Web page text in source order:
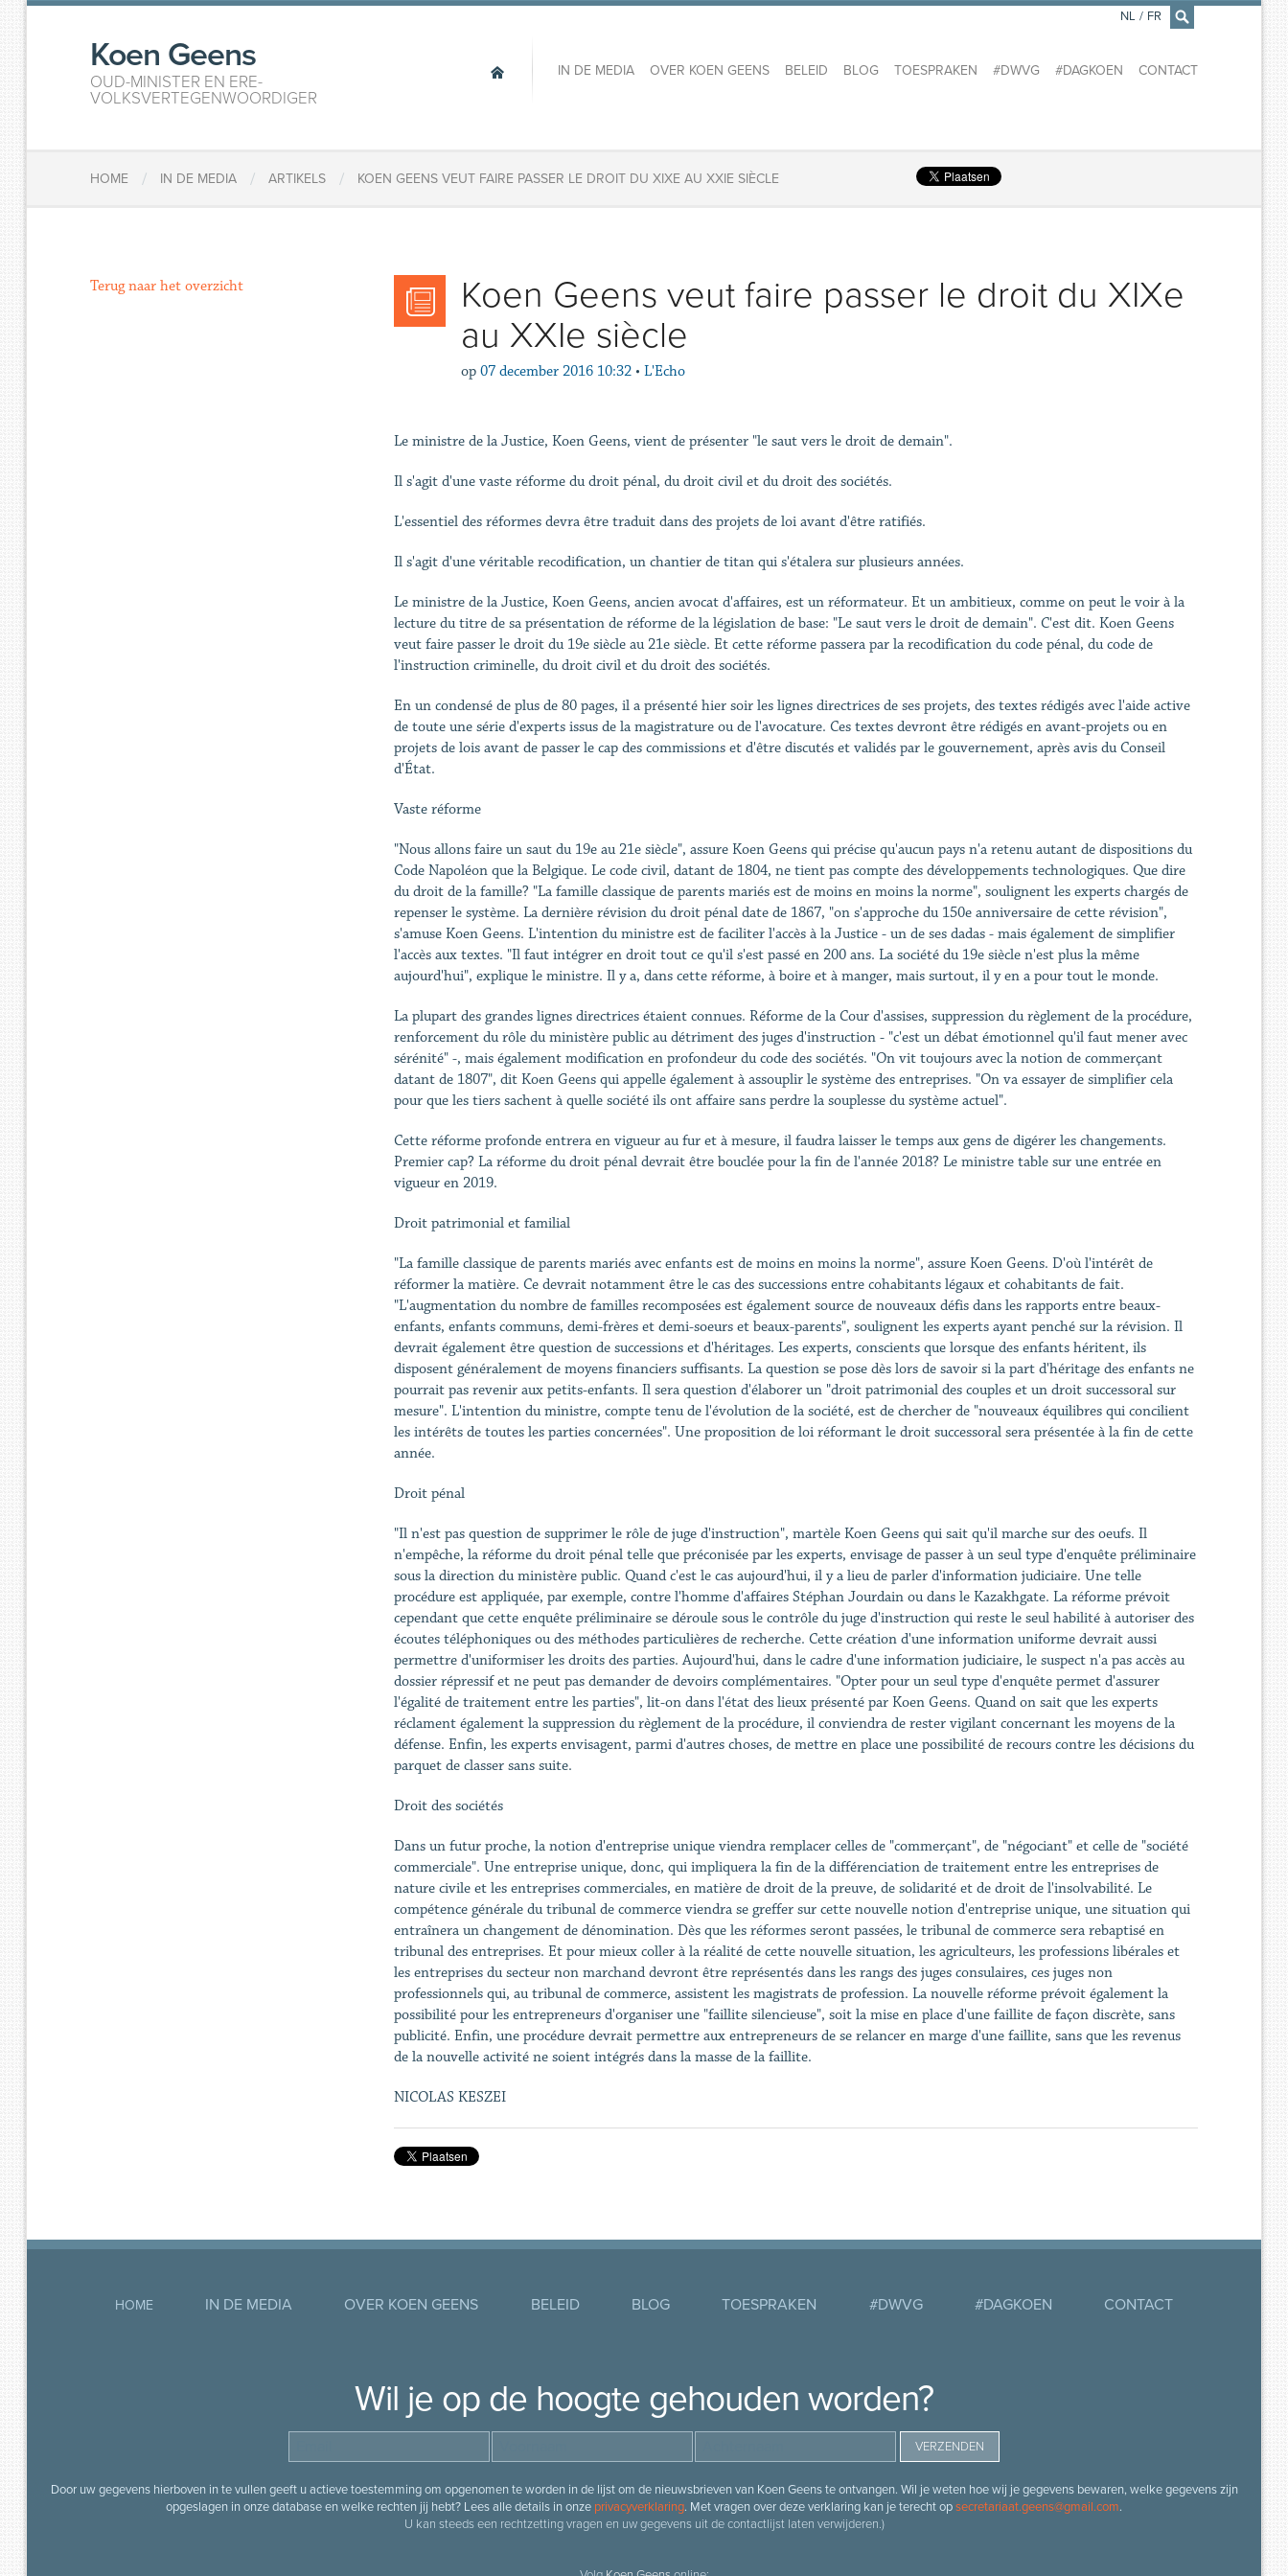
×
Koen Geens
OUD-MINISTER EN ERE-
VOLKSVERTEGENWOORDIGER
IN DE MEDIA OVER KOEN GEENS BELEID BLOG TOESPRAKEN #DWVG #DAGKOEN CONTACT
NL / FR
HOME / IN DE MEDIA / ARTIKELS / KOEN GEENS VEUT FAIRE PASSER LE DROIT DU XIXE AU XXIE SIÈCLE
Koen Geens veut faire passer le droit du XIXe
au XXIe siècle
op 07 december 2016 10:32 • L'Echo
Le ministre de la Justice, Koen Geens, vient de présenter "le saut vers le droit de demain".
Il s'agit d'une vaste réforme du droit pénal, du droit civil et du droit des sociétés.
L'essentiel des réformes devra être traduit dans des projets de loi avant d'être ratifiés.
Il s'agit d'une véritable recodification, un chantier de titan qui s'étalera sur plusieurs années.
Le ministre de la Justice, Koen Geens, ancien avocat d'affaires, est un réformateur. Et un ambitieux, comme on peut le voir à la
lecture du titre de sa présentation de réforme de la législation de base: "Le saut vers le droit de demain". C'est dit. Koen Geens
veut faire passer le droit du 19e siècle au 21e siècle. Et cette réforme passera par la recodification du code pénal, du code de
l'instruction criminelle, du droit civil et du droit des sociétés.
En un condensé de plus de 80 pages, il a présenté hier soir les lignes directrices de ses projets, des textes rédigés avec l'aide active
de toute une série d'experts issus de la magistrature ou de l'avocature. Ces textes devront être rédigés en avant-projets ou en
projets de lois avant de passer le cap des commissions et d'être discutés et validés par le gouvernement, après avis du Conseil
d'État.
Vaste réforme
"Nous allons faire un saut du 19e au 21e siècle", assure Koen Geens qui précise qu'aucun pays n'a retenu autant de dispositions du
Code Napoléon que la Belgique. Le code civil, datant de 1804, ne tient pas compte des développements technologiques. Que dire
du droit de la famille? "La famille classique de parents mariés est de moins en moins la norme", soulignent les experts chargés de
repenser le système. La dernière révision du droit pénal date de 1867, "on s'approche du 150e anniversaire de cette révision",
s'amuse Koen Geens. L'intention du ministre est de faciliter l'accès à la Justice - un de ses dadas - mais également de simplifier
l'accès aux textes. "Il faut intégrer en droit tout ce qu'il s'est passé en 200 ans. La société du 19e siècle n'est plus la même
aujourd'hui", explique le ministre. Il y a, dans cette réforme, à boire et à manger, mais surtout, il y en a pour tout le monde.
La plupart des grandes lignes directrices étaient connues. Réforme de la Cour d'assises, suppression du règlement de la procédure,
renforcement du rôle du ministère public au détriment des juges d'instruction - "c'est un débat émotionnel qu'il faut mener avec
sérénité" -, mais également modification en profondeur du code des sociétés. "On vit toujours avec la notion de commerçant
datant de 1807", dit Koen Geens qui appelle également à assouplir le système des entreprises. "On va essayer de simplifier cela
pour que les tiers sachent à quelle société ils ont affaire sans perdre la souplesse du système actuel".
Cette réforme profonde entrera en vigueur au fur et à mesure, il faudra laisser le temps aux gens de digérer les changements.
Premier cap? La réforme du droit pénal devrait être bouclée pour la fin de l'année 2018? Le ministre table sur une entrée en
vigueur en 2019.
Droit patrimonial et familial
"La famille classique de parents mariés avec enfants est de moins en moins la norme", assure Koen Geens. D'où l'intérêt de
réformer la matière. Ce devrait notamment être le cas des successions entre cohabitants légaux et cohabitants de fait.
"L'augmentation du nombre de familles recomposées est également source de nouveaux défis dans les rapports entre beaux-
enfants, enfants communs, demi-frères et demi-soeurs et beaux-parents", soulignent les experts ayant penché sur la révision. Il
devrait également être question de successions et d'héritages. Les experts, conscients que lorsque des enfants héritent, ils
disposent généralement de moyens financiers suffisants. La question se pose dès lors de savoir si la part d'héritage des enfants ne
pourrait pas revenir aux petits-enfants. Il sera question d'élaborer un "droit patrimonial des couples et un droit successoral sur
mesure". L'intention du ministre, compte tenu de l'évolution de la société, est de chercher de "nouveaux équilibres qui concilient
les intérêts de toutes les parties concernées". Une proposition de loi réformant le droit successoral sera présentée à la fin de cette
année.
Droit pénal
"Il n'est pas question de supprimer le rôle de juge d'instruction", martèle Koen Geens qui sait qu'il marche sur des oeufs. Il
n'empêche, la réforme du droit pénal telle que préconisée par les experts, envisage de passer à un seul type d'enquête préliminaire
sous la direction du ministère public. Quand c'est le cas aujourd'hui, il y a lieu de parler d'information judiciaire. Une telle
procédure est appliquée, par exemple, contre l'homme d'affaires Stéphan Jourdain ou dans le Kazakhgate. La réforme prévoit
cependant que cette enquête préliminaire se déroule sous le contrôle du juge d'instruction qui reste le seul habilité à autoriser des
écoutes téléphoniques ou des méthodes particulières de recherche. Cette création d'une information uniforme devrait aussi
permettre d'uniformiser les droits des parties. Aujourd'hui, dans le cadre d'une information judiciaire, le suspect n'a pas accès au
dossier répressif et ne peut pas demander de devoirs complémentaires. "Opter pour un seul type d'enquête permet d'assurer
l'égalité de traitement entre les parties", lit-on dans l'état des lieux présenté par Koen Geens. Quand on sait que les experts
réclament également la suppression du règlement de la procédure, il conviendra de rester vigilant concernant les moyens de la
défense. Enfin, les experts envisagent, parmi d'autres choses, de mettre en place une possibilité de recours contre les décisions du
parquet de classer sans suite.
Droit des sociétés
Dans un futur proche, la notion d'entreprise unique viendra remplacer celles de "commerçant", de "négociant" et celle de "société
commerciale". Une entreprise unique, donc, qui impliquera la fin de la différenciation de traitement entre les entreprises de
nature civile et les entreprises commerciales, en matière de droit de la preuve, de solidarité et de droit de l'insolvabilité. Le
compétence générale du tribunal de commerce viendra se greffer sur cette nouvelle notion d'entreprise unique, une situation qui
entraînera un changement de dénomination. Dès que les réformes seront passées, le tribunal de commerce sera rebaptisé en
tribunal des entreprises. Et pour mieux coller à la réalité de cette nouvelle situation, les agriculteurs, les professions libérales et
les entreprises du secteur non marchand devront être représentés dans les rangs des juges consulaires, ces juges non
professionnels qui, au tribunal de commerce, assistent les magistrats de profession. La nouvelle réforme prévoit également la
possibilité pour les entrepreneurs d'organiser une "faillite silencieuse", soit la mise en place d'une faillite de façon discrète, sans
publicité. Enfin, une procédure devrait permettre aux entrepreneurs de se relancer en marge d'une faillite, sans que les revenus
de la nouvelle activité ne soient intégrés dans la masse de la faillite.
NICOLAS KESZEI
Terug naar het overzicht
HOME IN DE MEDIA OVER KOEN GEENS BELEID BLOG TOESPRAKEN #DWVG #DAGKOEN CONTACT
Wil je op de hoogte gehouden worden?
Door uw gegevens hierboven in te vullen geeft u actieve toestemming om opgenomen te worden in de lijst om de nieuwsbrieven van Koen Geens te ontvangen. Wil je weten hoe wij je gegevens bewaren, welke gegevens zijn
opgeslagen in onze database en welke rechten jij hebt? Lees alle details in onze privacyverklaring. Met vragen over deze verklaring kan je terecht opsecretariaat.geens@gmail.com.
U kan steeds een rechtzetting vragen en uw gegevens uit de contactlijst laten verwijderen.)